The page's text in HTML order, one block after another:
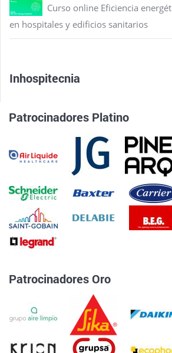
Curso online Eficiencia
en hospitales y edificios sanitarios
Inhospitecnia
Patrocinadores Platino
Patrocinadores Oro